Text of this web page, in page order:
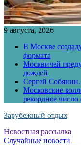
9 августа, 2026
В Москве
формата
Москвичей
дождей
Сергей Собянин.
Московские
рекордное число
Зарубежный отдых
Новостная рассылка
Случайные новости